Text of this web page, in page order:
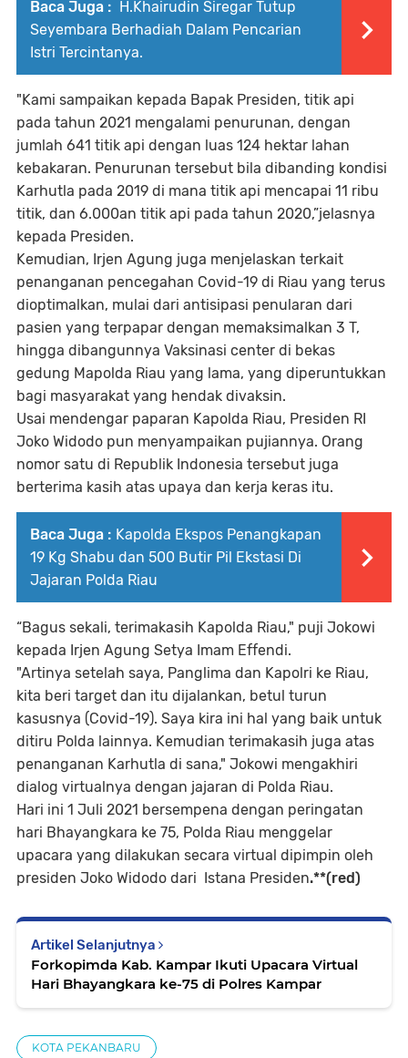
Baca Juga : H.Khairudin Siregar Tutup
Seyembara Berhadiah Dalam Pencarian
Istri Tercintanya.
"Kami sampaikan kepada Bapak Presiden, titik api
pada tahun 2021 mengalami penurunan, dengan
jumlah 641 titik api dengan luas 124 hektar lahan
kebakaran. Penurunan tersebut bila dibanding kondisi
Karhutla pada 2019 di mana titik api mencapai 11 ribu
titik, dan 6.000an titik api pada tahun 2020,”jelasnya
kepada Presiden.
Kemudian, Irjen Agung juga menjelaskan terkait
penanganan pencegahan Covid-19 di Riau yang terus
dioptimalkan, mulai dari antisipasi penularan dari
pasien yang terpapar dengan memaksimalkan 3 T,
hingga dibangunnya Vaksinasi center di bekas
gedung Mapolda Riau yang lama, yang diperuntukkan
bagi masyarakat yang hendak divaksin.
Usai mendengar paparan Kapolda Riau, Presiden RI
Joko Widodo pun menyampaikan pujiannya. Orang
nomor satu di Republik Indonesia tersebut juga
berterima kasih atas upaya dan kerja keras itu.
Baca Juga : Kapolda Ekspos Penangkapan
19 Kg Shabu dan 500 Butir Pil Ekstasi Di
Jajaran Polda Riau
“Bagus sekali, terimakasih Kapolda Riau," puji Jokowi
kepada Irjen Agung Setya Imam Effendi.
"Artinya setelah saya, Panglima dan Kapolri ke Riau,
kita beri target dan itu dijalankan, betul turun
kasusnya (Covid-19). Saya kira ini hal yang baik untuk
ditiru Polda lainnya. Kemudian terimakasih juga atas
penanganan Karhutla di sana," Jokowi mengakhiri
dialog virtualnya dengan jajaran di Polda Riau.
Hari ini 1 Juli 2021 bersempena dengan peringatan
hari Bhayangkara ke 75, Polda Riau menggelar
upacara yang dilakukan secara virtual dipimpin oleh
presiden Joko Widodo dari Istana Presiden.**(red)
Artikel Selanjutnya
Forkopimda Kab. Kampar Ikuti Upacara Virtual
Hari Bhayangkara ke-75 di Polres Kampar
KOTA PEKANBARU